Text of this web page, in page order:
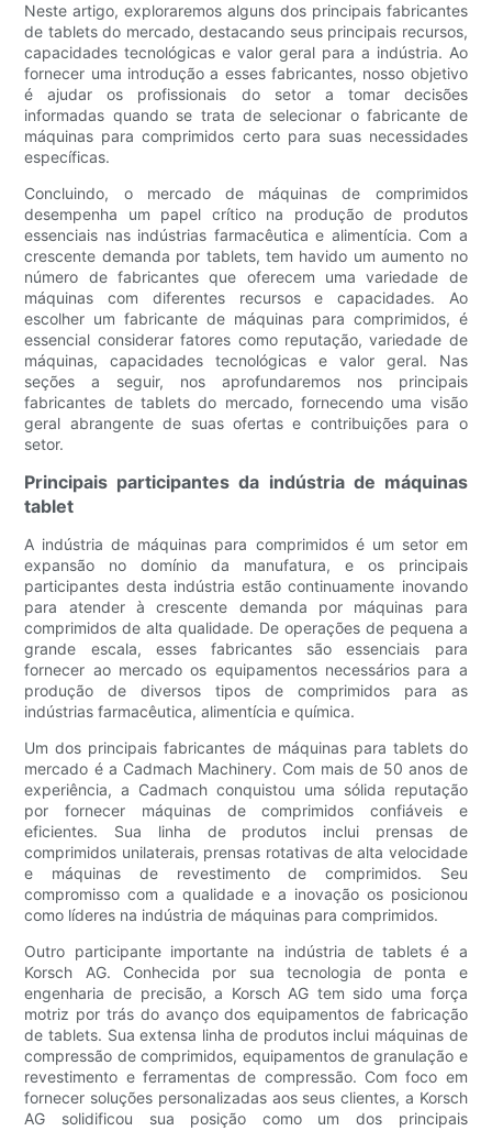
Neste artigo, exploraremos alguns dos principais fabricantes
de tablets do mercado, destacando seus principais recursos,
capacidades tecnológicas e valor geral para a indústria. Ao
fornecer uma introdução a esses fabricantes, nosso objetivo
é ajudar os profissionais do setor a tomar decisões
informadas quando se trata de selecionar o fabricante de
máquinas para comprimidos certo para suas necessidades
específicas.
Concluindo, o mercado de máquinas de comprimidos
desempenha um papel crítico na produção de produtos
essenciais nas indústrias farmacêutica e alimentícia. Com a
crescente demanda por tablets, tem havido um aumento no
número de fabricantes que oferecem uma variedade de
máquinas com diferentes recursos e capacidades. Ao
escolher um fabricante de máquinas para comprimidos, é
essencial considerar fatores como reputação, variedade de
máquinas, capacidades tecnológicas e valor geral. Nas
seções a seguir, nos aprofundaremos nos principais
fabricantes de tablets do mercado, fornecendo uma visão
geral abrangente de suas ofertas e contribuições para o
setor.
Principais participantes da indústria de máquinas
tablet
A indústria de máquinas para comprimidos é um setor em
expansão no domínio da manufatura, e os principais
participantes desta indústria estão continuamente inovando
para atender à crescente demanda por máquinas para
comprimidos de alta qualidade. De operações de pequena a
grande escala, esses fabricantes são essenciais para
fornecer ao mercado os equipamentos necessários para a
produção de diversos tipos de comprimidos para as
indústrias farmacêutica, alimentícia e química.
Um dos principais fabricantes de máquinas para tablets do
mercado é a Cadmach Machinery. Com mais de 50 anos de
experiência, a Cadmach conquistou uma sólida reputação
por fornecer máquinas de comprimidos confiáveis ​​e
eficientes. Sua linha de produtos inclui prensas de
comprimidos unilaterais, prensas rotativas de alta velocidade
e máquinas de revestimento de comprimidos. Seu
compromisso com a qualidade e a inovação os posicionou
como líderes na indústria de máquinas para comprimidos.
Outro participante importante na indústria de tablets é a
Korsch AG. Conhecida por sua tecnologia de ponta e
engenharia de precisão, a Korsch AG tem sido uma força
motriz por trás do avanço dos equipamentos de fabricação
de tablets. Sua extensa linha de produtos inclui máquinas de
compressão de comprimidos, equipamentos de granulação e
revestimento e ferramentas de compressão. Com foco em
fornecer soluções personalizadas aos seus clientes, a Korsch
AG solidificou sua posição como um dos principais